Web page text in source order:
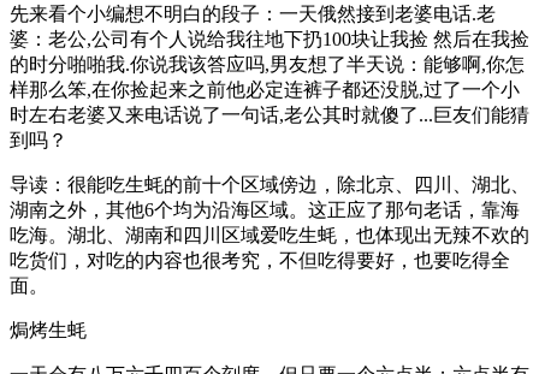
先来看个小编想不明白的段子：一天俄然接到老婆电话.老
婆：老公,公司有个人说给我往地下扔100块让我捡 然后在我捡
的时分啪啪我.你说我该答应吗,男友想了半天说：能够啊,你怎
样那么笨,在你捡起来之前他必定连裤子都还没脱,过了一个小
时左右老婆又来电话说了一句话,老公其时就傻了...巨友们能猜
到吗？
导读：很能吃生蚝的前十个区域傍边，除北京、四川、湖北、
湖南之外，其他6个均为沿海区域。这正应了那句老话，靠海
吃海。湖北、湖南和四川区域爱吃生蚝，也体现出无辣不欢的
吃货们，对吃的内容也很考究，不但吃得要好，也要吃得全
面。
焗烤生蚝